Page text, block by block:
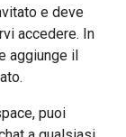
e deve
accedere. In
aggiunge il
puoi